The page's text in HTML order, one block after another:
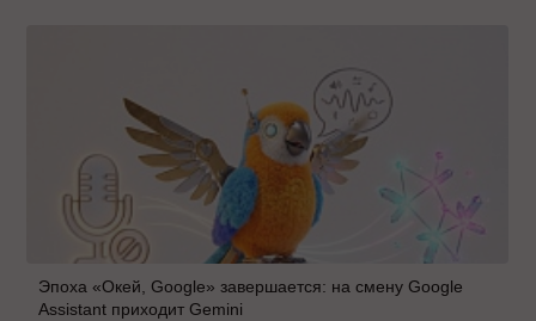
Эпоха «Окей, Google» завершается: на смену Google
Assistant приходит Gemini